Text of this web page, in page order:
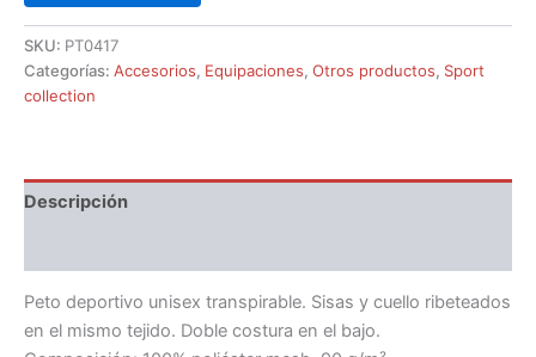
SKU: PT0417
Categorías: Accesorios, Equipaciones, Otros productos, Sport
collection
Descripción
Peto deportivo unisex transpirable. Sisas y cuello ribeteados
en el mismo tejido. Doble costura en el bajo.